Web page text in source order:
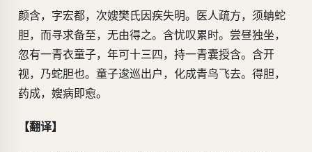
颜含，字宏都，次嫂樊氏因疾失明。医人疏方，须蚺蛇
胆，而寻求备至，无由得之。含忧叹累时。尝昼独坐，
忽有一青衣童子，年可十三四，持一青囊授含。含开
视，乃蛇胆也。童子逡巡出户，化成青鸟飞去。得胆，
药成，嫂病即愈。
【翻译】